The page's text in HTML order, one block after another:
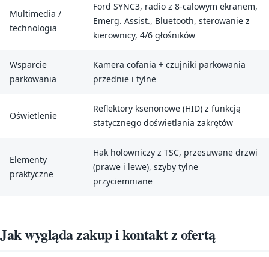
Multimedia /
technologia
Ford SYNC3, radio z 8-calowym ekranem,
Emerg. Assist., Bluetooth, sterowanie z
kierownicy, 4/6 głośników
Wsparcie
parkowania
Kamera cofania + czujniki parkowania
przednie i tylne
Oświetlenie
Reflektory ksenonowe (HID) z funkcją
statycznego doświetlania zakrętów
Elementy
praktyczne
Hak holowniczy z TSC, przesuwane drzwi
(prawe i lewe), szyby tylne
przyciemniane
Jak wygląda zakup i kontakt z ofertą